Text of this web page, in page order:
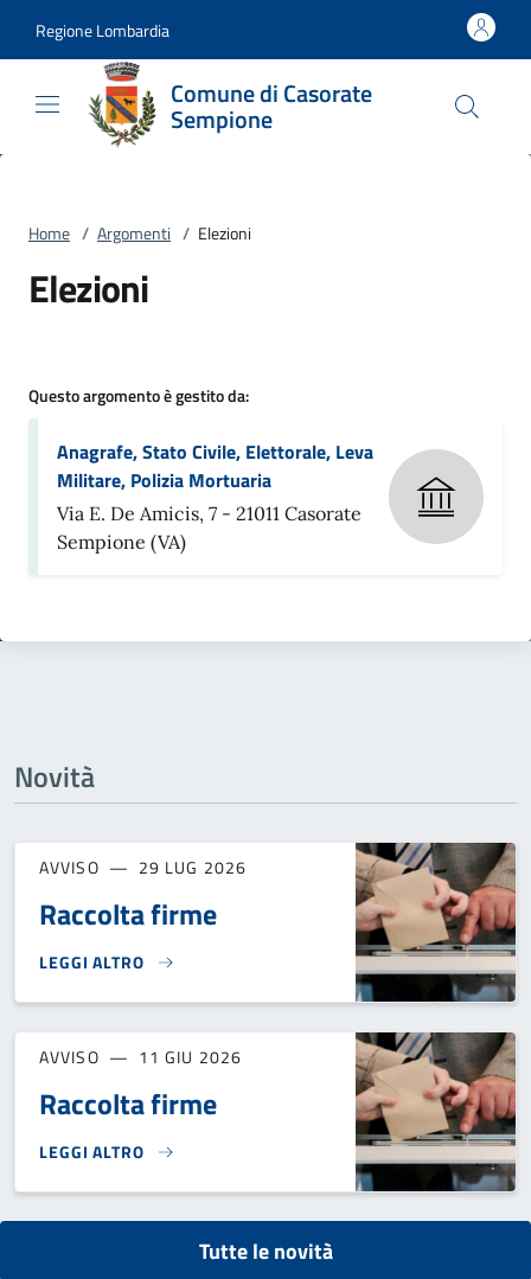
Regione Lombardia
Comune di Casorate
Sempione
Home / Argomenti / Elezioni
Elezioni
Questo argomento è gestito da:
Anagrafe, Stato Civile, Elettorale, Leva
Militare, Polizia Mortuaria
Via E. De Amicis, 7 - 21011 Casorate
Sempione (VA)
Novità
AVVISO 29 LUG 2026
Raccolta firme
LEGGI ALTRO
RACCOLTA FIRME}
AVVISO 11 GIU 2026
Raccolta firme
LEGGI ALTRO
RACCOLTA FIRME}
Tutte le novità